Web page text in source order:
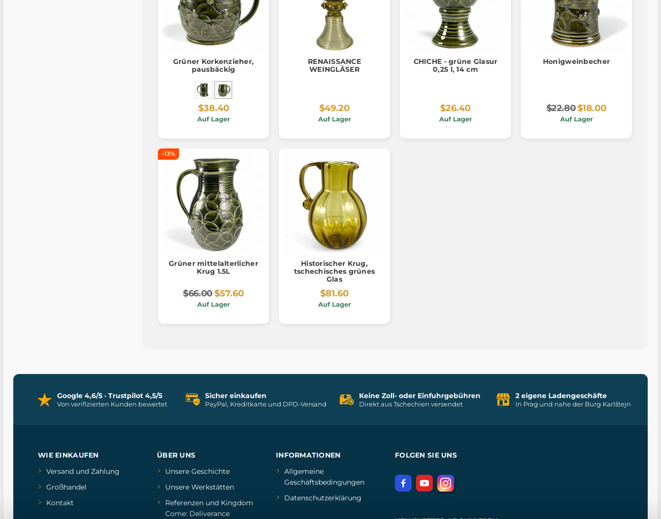
Grüner Korkenzieher,
pausbäckig
$38.40
Auf Lager
RENAISSANCE
WEINGLÄSER
$49.20
Auf Lager
CHICHE - grüne Glasur
0,25 l, 14 cm
$26.40
Auf Lager
Honigweinbecher
$22.80$18.00
Auf Lager
-13%
Grüner mittelalterlicher
Krug 1.5L
$66.00$57.60
Auf Lager
Historischer Krug,
tschechisches grünes
Glas
$81.60
Auf Lager
Google 4,6/5 · Trustpilot 4,5/5
Von verifizierten Kunden bewertet
Sicher einkaufen
PayPal, Kreditkarte und DPD-Versand
Keine Zoll- oder Einfuhrgebühren
Direkt aus Tschechien versendet
2 eigene Ladengeschäfte
In Prag und nahe der Burg Karlštejn
WIE EINKAUFEN
Versand und Zahlung
Großhandel
Kontakt
ÜBER UNS
Unsere Geschichte
Unsere Werkstätten
Referenzenund Kingdom
Come: Deliverance
INFORMATIONEN
Allgemeine
Geschäftsbedingungen
Datenschutzerklärung
FOLGEN SIE UNS